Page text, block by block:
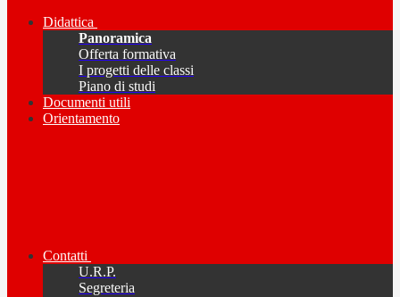
Didattica
Panoramica
Offerta formativa
I progetti delle classi
Piano di studi
Documenti utili
Orientamento
Contatti
U.R.P.
Segreteria